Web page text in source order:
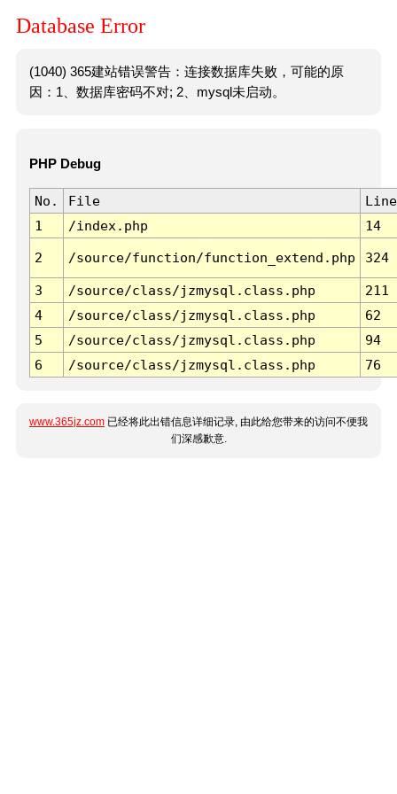
Database Error
(1040) 365建站错误警告：连接数据库失败，可能的原
因：1、数据库密码不对; 2、mysql未启动。
PHP Debug
No. File
Line
1
/index.php 14
2 /source/function/function_extend.php 324
3 /source/class/jzmysql.class.php
211
4
/source/class/jzmysql.class.php
62
5
/source/class/jzmysql.class.php
94
6
/source/class/jzmysql.class.php 76
www.365jz.com 已经将此出错信息详细记录, 由此给您带来的访问不便我
们深感歉意.